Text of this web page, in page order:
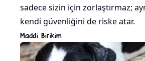
sadece sizin için zorlaştırmaz;
kendi güvenliğini de riske atar.
Maddi Birikim